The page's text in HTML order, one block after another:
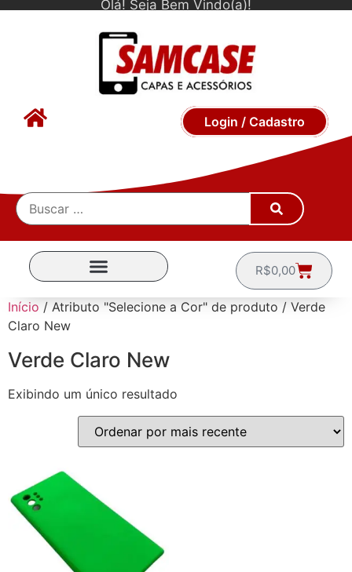
Olá! Seja Bem Vindo(a)!
Login / Cadastro
R$0,00
Início / Atributo "Selecione a Cor" de produto / Verde
Claro New
Verde Claro New
Exibindo um único resultado